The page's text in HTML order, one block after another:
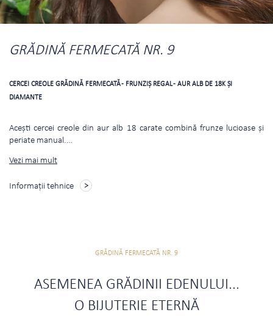
GRĂDINĂ FERMECATĂ NR. 9
CERCEI CREOLE GRĂDINĂ FERMECATĂ - FRUNZIŞ REGAL - AUR ALB DE 18K ŞI
DIAMANTE
Acești cercei creole din aur alb 18 carate combină frunze lucioase și
periate manual.…
Vezi mai mult
Informații tehnice
GRĂDINĂ FERMECATĂ NR. 9
ASEMENEA GRĂDINII EDENULUI...
O BIJUTERIE ETERNĂ